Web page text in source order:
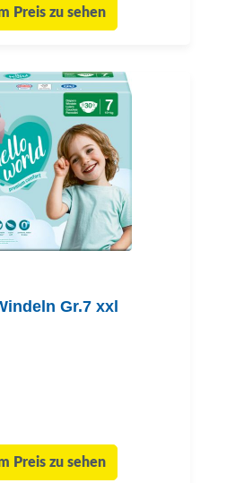
Preis zu sehen
Gr.7 xxl
Preis zu sehen